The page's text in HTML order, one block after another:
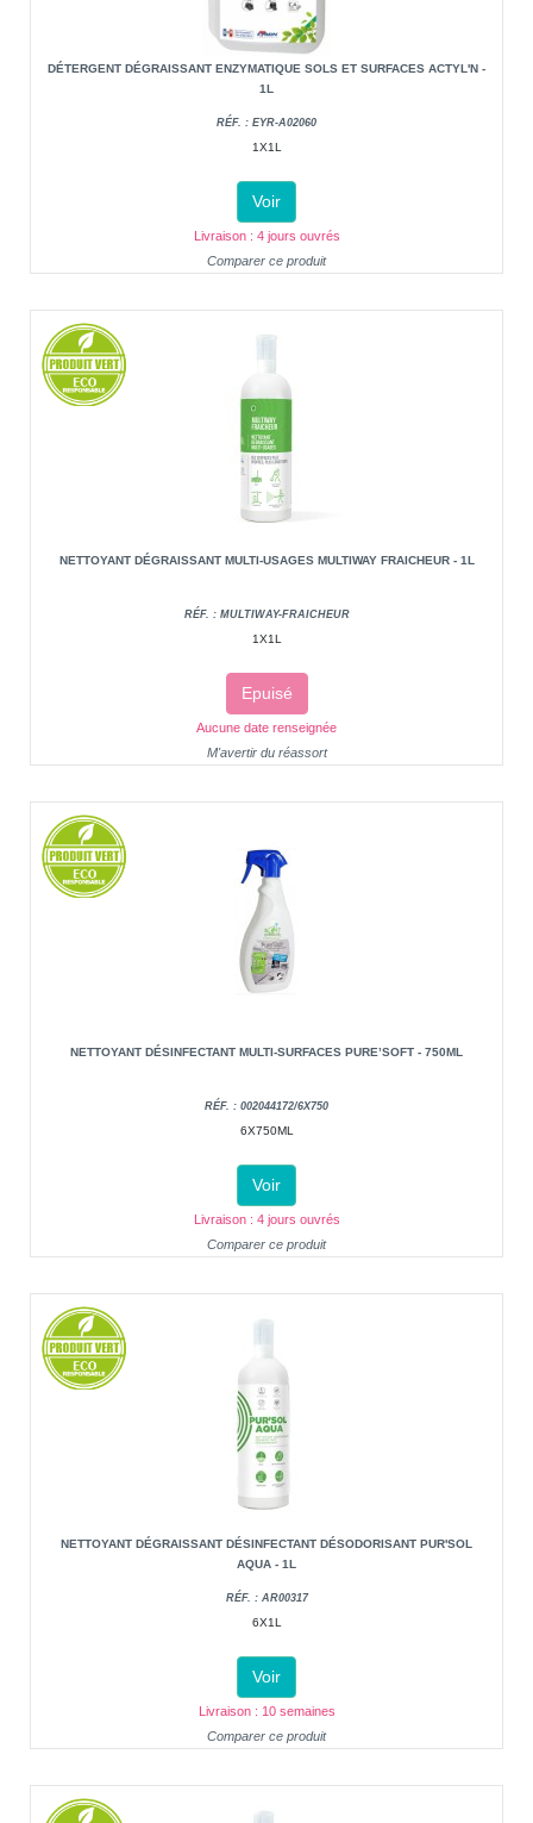
DÉTERGENT DÉGRAISSANT ENZYMATIQUE SOLS ET SURFACES ACTYL'N -
1L
RÉF. : EYR-A02060
1X1L
Voir
Livraison : 4 jours ouvrés
Comparer ce produit
NETTOYANT DÉGRAISSANT MULTI-USAGES MULTIWAY FRAICHEUR - 1L
RÉF. : MULTIWAY-FRAICHEUR
1X1L
Epuisé
Aucune date renseignée
M'avertir du réassort
NETTOYANT DÉSINFECTANT MULTI-SURFACES PURE’SOFT - 750ML
RÉF. : 002044172/6X750
6X750ML
Voir
Livraison : 4 jours ouvrés
Comparer ce produit
NETTOYANT DÉGRAISSANT DÉSINFECTANT DÉSODORISANT PUR'SOL
AQUA - 1L
RÉF. : AR00317
6X1L
Voir
Livraison : 10 semaines
Comparer ce produit